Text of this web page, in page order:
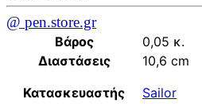
@ pen.store.gr
Βάρος
0,05 κ.
Διαστάσεις
10,6 cm
Κατασκευαστής
Sailor